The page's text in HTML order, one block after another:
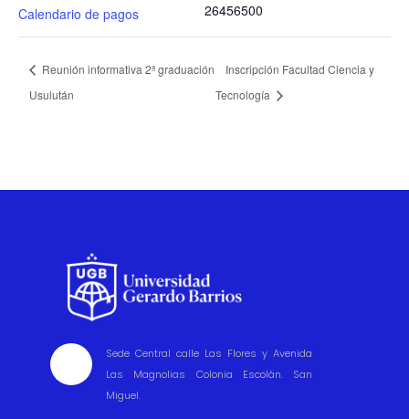
Calendario de pagos
26456500
Reunión informativa 2ª graduación
Usulután
Inscripción Facultad Ciencia y
Tecnología
Sede Central calle Las Flores y Avenida
Las Magnolias Colonia Escolán. San
Miguel.